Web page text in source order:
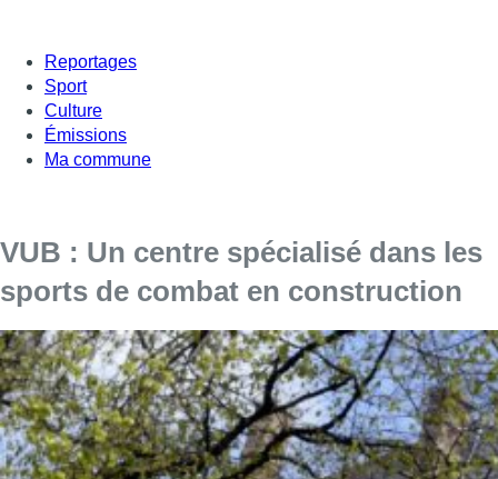
Reportages
Sport
Culture
Émissions
Ma commune
VUB : Un centre spécialisé dans les
sports de combat en construction